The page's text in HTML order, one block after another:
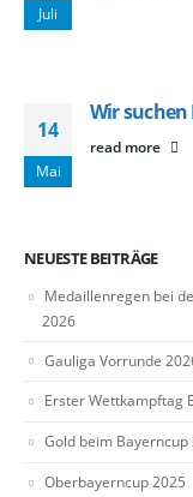
Juli
14
Mai
Wir suchen
read more
NEUESTE BEITRÄGE
Medaillenregen bei
2026
Gauliga Vorrunde
Erster Wettkampftag
Gold beim Bayerncup
Oberbayerncup 2025